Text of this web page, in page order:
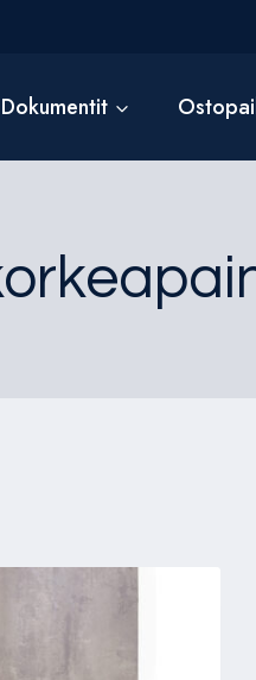
Dokumentit